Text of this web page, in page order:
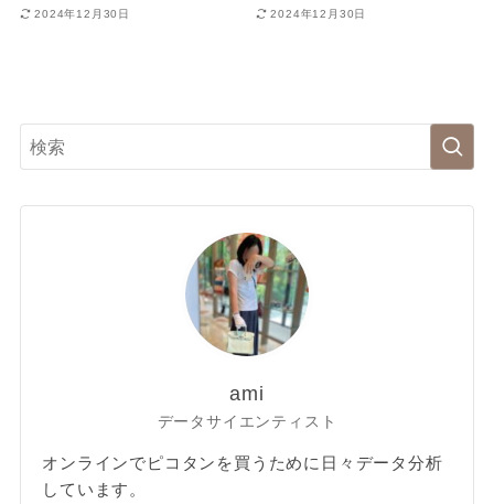
2024年12月30日 2024年12月30日
ami
データサイエンティスト
オンラインでピコタンを買うために日々データ分析
しています。